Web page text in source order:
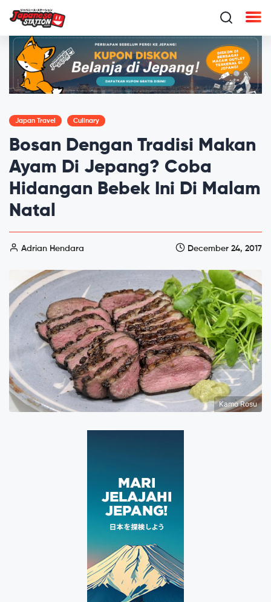
Japan Travel Culinary
Bosan Dengan Tradisi Makan
Ayam Di Jepang? Coba
Hidangan Bebek Ini Di Malam
Natal
Adrian Hendara December 24, 2017
Kamo Rosu